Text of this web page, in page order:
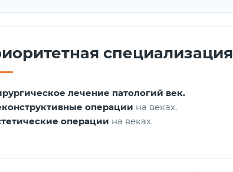
специализация
лечение патологий век.
операции на веках.
операции на веках.